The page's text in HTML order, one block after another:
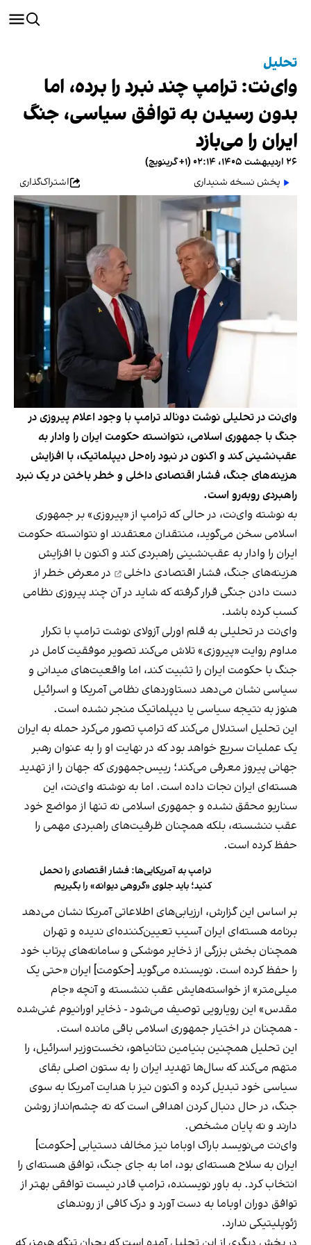
تحلیل
وای‌نت: ترامپ چند نبرد را برده، اما
بدون رسیدن به توافق سیاسی، جنگ
ایران را می‌بازد
۲۶ اردیبهشت ۱۴۰۵، ۰۲:۱۴ (‎+۱ گرینویچ)
پخش نسخه شنیداری
اشتراک‌گذاری
وای‌نت در تحلیلی نوشت دونالد ترامپ با وجود اعلام پیروزی در
جنگ با جمهوری اسلامی، نتوانسته حکومت ایران را وادار به
عقب‌نشینی کند و اکنون در نبود راه‌حل دیپلماتیک، با افزایش
هزینه‌های جنگ، فشار اقتصادی داخلی و خطر باختن در یک نبرد
راهبردی روبه‌رو است.
به نوشته وای‌نت، در حالی که ترامپ از «پیروزی» بر جمهوری
اسلامی سخن می‌گوید، منتقدان معتقدند او نتوانسته حکومت
ایران را وادار به عقب‌نشینی راهبردی کند و اکنون با افزایش
هزینه‌های جنگ، فشار اقتصادی داخلی
در معرض خطر از
دست دادن جنگی قرار گرفته که شاید در آن چند پیروزی نظامی
کسب کرده باشد.
وای‌نت در تحلیلی به قلم اورلی آزولای نوشت ترامپ با تکرار
مداوم روایت «پیروزی» تلاش می‌کند تصویر موفقیت کامل در
جنگ با حکومت ایران را تثبیت کند، اما واقعیت‌های میدانی و
سیاسی نشان می‌دهد دستاوردهای نظامی آمریکا و اسرائیل
هنوز به نتیجه سیاسی یا دیپلماتیک منجر نشده است.
این تحلیل استدلال می‌کند که ترامپ تصور می‌کرد حمله به ایران
یک عملیات سریع خواهد بود که در نهایت او را به عنوان رهبر
جهانی پیروز معرفی می‌کند؛ رییس‌جمهوری که جهان را از تهدید
هسته‌ای ایران نجات داده است. اما به نوشته وای‌نت، این
سناریو محقق نشده و جمهوری اسلامی نه تنها از مواضع خود
عقب ننشسته، بلکه همچنان ظرفیت‌های راهبردی مهمی را
حفظ کرده است.
ترامپ به آمریکایی‌ها: فشار اقتصادی را تحمل
کنید؛ باید جلوی «گروهی دیوانه» را بگیریم
بر اساس این گزارش، ارزیابی‌های اطلاعاتی آمریکا نشان می‌دهد
برنامه هسته‌ای ایران آسیب تعیین‌کننده‌ای ندیده و تهران
همچنان بخش بزرگی از ذخایر موشکی و سامانه‌های پرتاب خود
را حفظ کرده است. نویسنده می‌گوید [حکومت] ایران «حتی یک
میلی‌متر» از خواسته‌هایش عقب ننشسته و آنچه «جام
مقدس» این رویارویی توصیف می‌شود - ذخایر اورانیوم غنی‌شده
- همچنان در اختیار جمهوری اسلامی باقی مانده است.
این تحلیل همچنین بنیامین نتانیاهو، نخست‌وزیر اسرائیل، را
متهم می‌کند که سال‌ها تهدید ایران را به ستون اصلی بقای
سیاسی خود تبدیل کرده و اکنون نیز با هدایت آمریکا به سوی
جنگ، در حال دنبال کردن اهدافی است که نه چشم‌انداز روشن
دارند و نه پایان مشخص.
وای‌نت می‌نویسد باراک اوباما نیز مخالف دستیابی [حکومت]
ایران به سلاح هسته‌ای بود، اما به جای جنگ، توافق هسته‌ای را
انتخاب کرد. به باور نویسنده، ترامپ قادر نیست توافقی بهتر از
توافق دوران اوباما به دست آورد و درک کافی از روندهای
ژئوپلیتیکی ندارد.